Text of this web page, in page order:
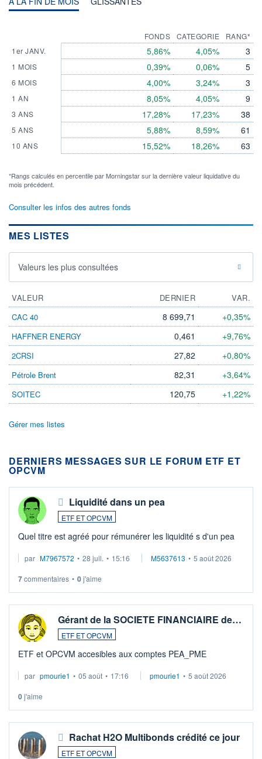
1er JANV.
1 MOIS
6 MOIS
1 AN
3 ANS
5 ANS
10 ANS
FONDS
5,86%
0,39%
4,00%
8,05%
17,28%
5,88%
15,52%
CATEGORIE
4,05%
0,06%
3,24%
4,05%
17,23%
8,59%
18,26%
RANG*
3
5
3
9
38
61
63
*Rangs calculés en percentile par Morningstar sur la dernière valeur liquidative du
mois précédent.
Consulter les infos des autres fonds
MES LISTES
Valeurs les plus consultées
VALEUR DERNIER
VAR.
CAC 40
8 699,71 +0,35%
HAFFNER ENERGY 0,461 +9,76%
2CRSI 27,82 +0,80%
Pétrole Brent 82,31 +3,64%
SOITEC 120,75 +1,22%
Gérer mes listes
DERNIERS MESSAGES SUR LE FORUM ETF ET
OPCVM
Liquidité dans un pea
ETF ET OPCVM
Quel titre est agréé pour rémunérer les liquidité s d'un pea
par M7967572 • 28 juil. • 15:16 M5637613 • 5 août 2026
7commentaires • 0j'aime
Gérant de la SOCIETE FINANCIAIRE de…
ETF ET OPCVM
ETF et OPCVM accesibles aux comptes PEA_PME
par pmourie1 • 05 août • 17:16 pmourie1 • 5 août 2026
0j'aime
Rachat H2O Multibonds crédité ce jour
ETF ET OPCVM